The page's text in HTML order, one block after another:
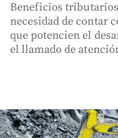
Beneficios
necesidad de contar
que potencien el
el llamado de